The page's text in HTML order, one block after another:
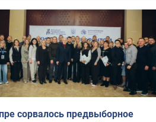
сорвалось предвыборное